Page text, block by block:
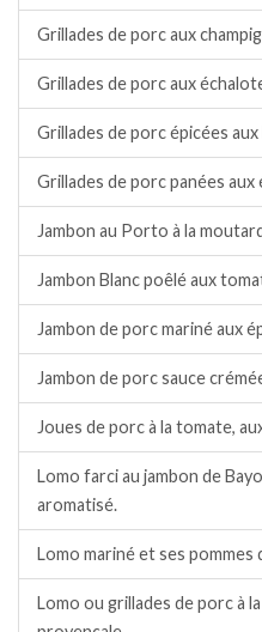
Grillades de porc aux
Grillades de porc aux
Grillades de porc épicées
Grillades de porc panées aux
Jambon au Porto à la
Jambon Blanc poêlé aux
Jambon de porc mariné aux
Jambon de porc sauce
Joues de porc à la tomate,
Lomo farci au jambon de
aromatisé.
Lomo mariné et ses
Lomo ou grillades de porc à